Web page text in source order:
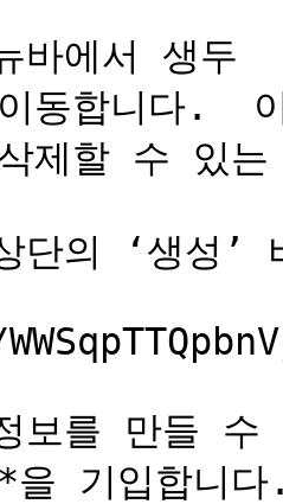
에서 생두
동합니다.
제할 수 있는
의 ‘생성’
보를 만들 수
을 기입합니